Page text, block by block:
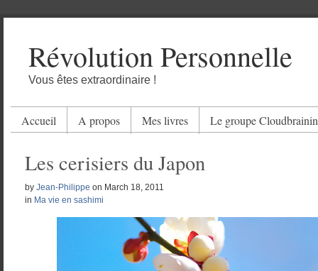
Révolution Personnelle
Vous êtes extraordinaire !
Accueil A propos Mes livres Le groupe
Les cerisiers du Japon
by Jean-Philippe on March 18, 2011
in Ma vie en sashimi